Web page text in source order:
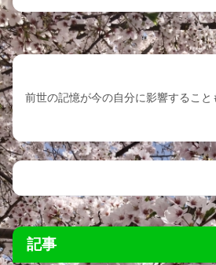
前世の記憶が今の自分に影響すること
記事